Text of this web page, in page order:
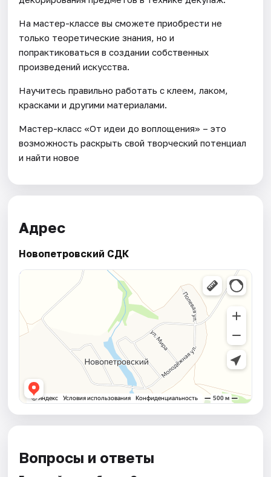
На мастер-классе вы сможете приобрести не
только теоретические знания, но и
попрактиковаться в создании собственных
произведений искусства.
Научитесь правильно работать с клеем, лаком,
красками и другими материалами.
Мастер-класс «От идеи до воплощения» – это
возможность раскрыть свой творческий потенциал
и найти новое
Адрес
Новопетровский СДК
Вопросы и ответы